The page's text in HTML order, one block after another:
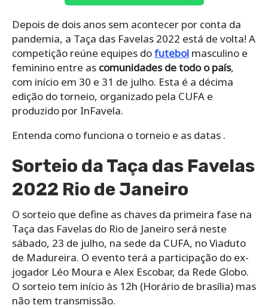
Depois de dois anos sem acontecer por conta da
pandemia, a Taça das Favelas 2022 está de volta! A
competição reúne equipes dofutebol masculino e
feminino entre as comunidades de todo o país,
com início em 30 e 31 de julho. Esta é a décima
edição do torneio, organizado pela CUFA e
produzido por InFavela.
Entenda como funciona o torneio e as datas .
Sorteio da Taça das Favelas
2022 Rio de Janeiro
O sorteio que define as chaves da primeira fase na
Taça das Favelas do Rio de Janeiro será neste
sábado, 23 de julho, na sede da CUFA, no Viaduto
de Madureira. O evento terá a participação do ex-
jogador Léo Moura e Alex Escobar, da Rede Globo.
O sorteio tem início às 12h (Horário de brasília) mas
não tem transmissão.